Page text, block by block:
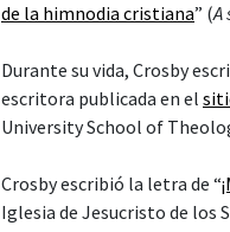
de la himnodia cristiana” (A
Durante su vida, Crosby
escritora publicada en el
University School of
Crosby escribió la letra de “
Iglesia de Jesucristo de los